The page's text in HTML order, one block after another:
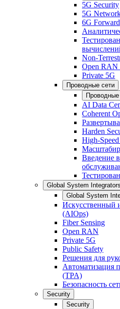
5G Security
5G
6G Forward
Non-
Open RAN
Private 5G
Проводные сети
Проводные
AI Data
Coherent
Harden
High-
Введение
Global System Integrators
Global System
Искусственный
(AIOps)
Fiber Sensing
Open RAN
Private 5G
Public Safety
Решения для
Автоматизация
(TPA)
Безопасность
Security
Security